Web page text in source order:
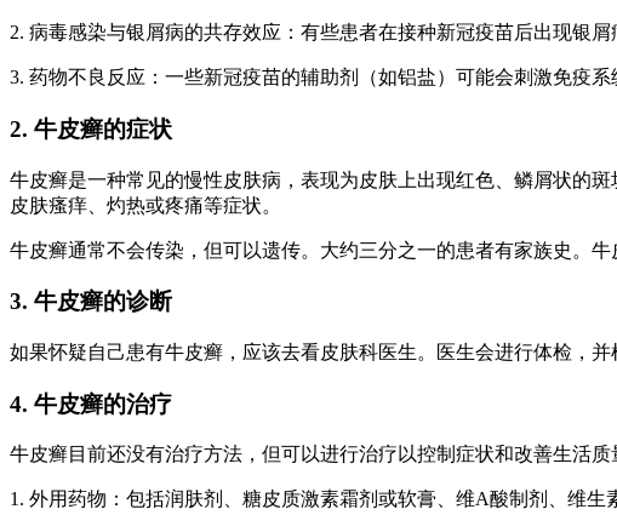
2. 病毒感染与银屑病的共存效应：有些患者在接种新冠疫苗后出现银
3. 药物不良反应：一些新冠疫苗的辅助剂（如铝盐）可能会刺激免疫系
2. 牛皮癣的症状
牛皮癣是一种常见的慢性皮肤病，表现为皮肤上出现红色、鳞屑状的
皮肤瘙痒、灼热或疼痛等症状。
牛皮癣通常不会传染，但可以遗传。大约三分之一的患者有家族史。
3. 牛皮癣的诊断
如果怀疑自己患有牛皮癣，应该去看皮肤科医生。医生会进行体检，
4. 牛皮癣的治疗
牛皮癣目前还没有治疗方法，但可以进行治疗以控制症状和改善生活质
1. 外用药物：包括润肤剂、糖皮质激素霜剂或软膏、维A酸制剂、维